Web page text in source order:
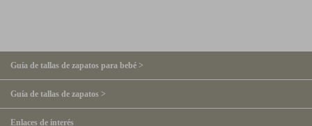
Guía de tallas de zapatos para bebé >
Guía de tallas de zapatos >
Enlaces de interés